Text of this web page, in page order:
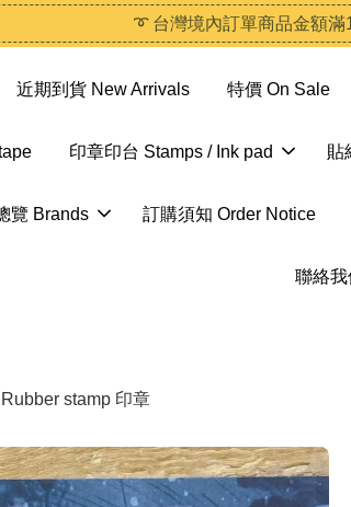
➰ 台灣境內訂單商品金額
近期到貨 New Arrivals 特價 On Sale
印章印台 Stamps / Ink pad 貼
覽 Brands 訂購須知 Order Notice
聯絡
stamp 印章